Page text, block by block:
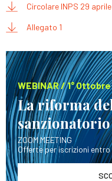
Circolare INPS 29 aprile
Allegato 1
WEBINAR / 1° Ottobre
La riforma
sanzionatorio
ZOOM MEETING
Offerte per iscrizioni